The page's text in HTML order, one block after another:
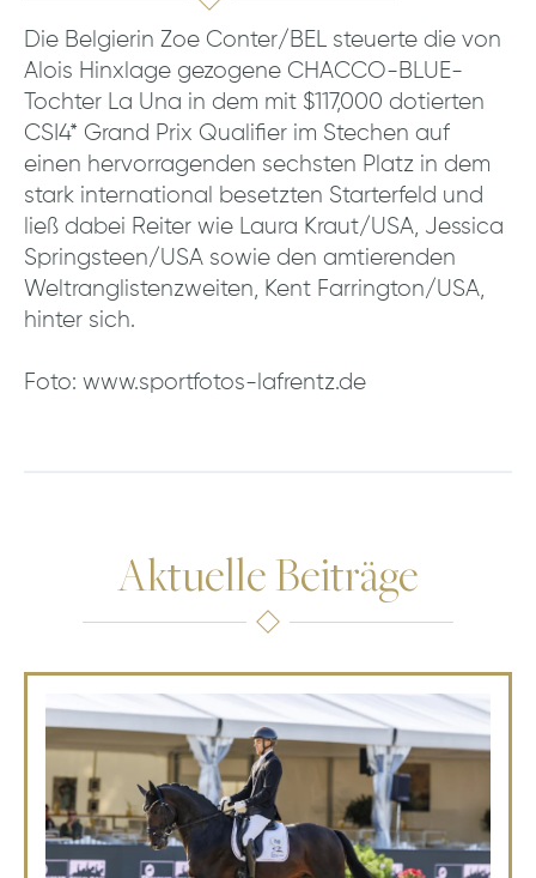
Die Belgierin Zoe Conter/BEL steuerte die von
Alois Hinxlage gezogene CHACCO-BLUE-
Tochter La Una in dem mit $117,000 dotierten
CSI4* Grand Prix Qualifier im Stechen auf
einen hervorragenden sechsten Platz in dem
stark international besetzten Starterfeld und
ließ dabei Reiter wie Laura Kraut/USA, Jessica
Springsteen/USA sowie den amtierenden
Weltranglistenzweiten, Kent Farrington/USA,
hinter sich.
Foto: www.sportfotos-lafrentz.de
Aktuelle Beiträge